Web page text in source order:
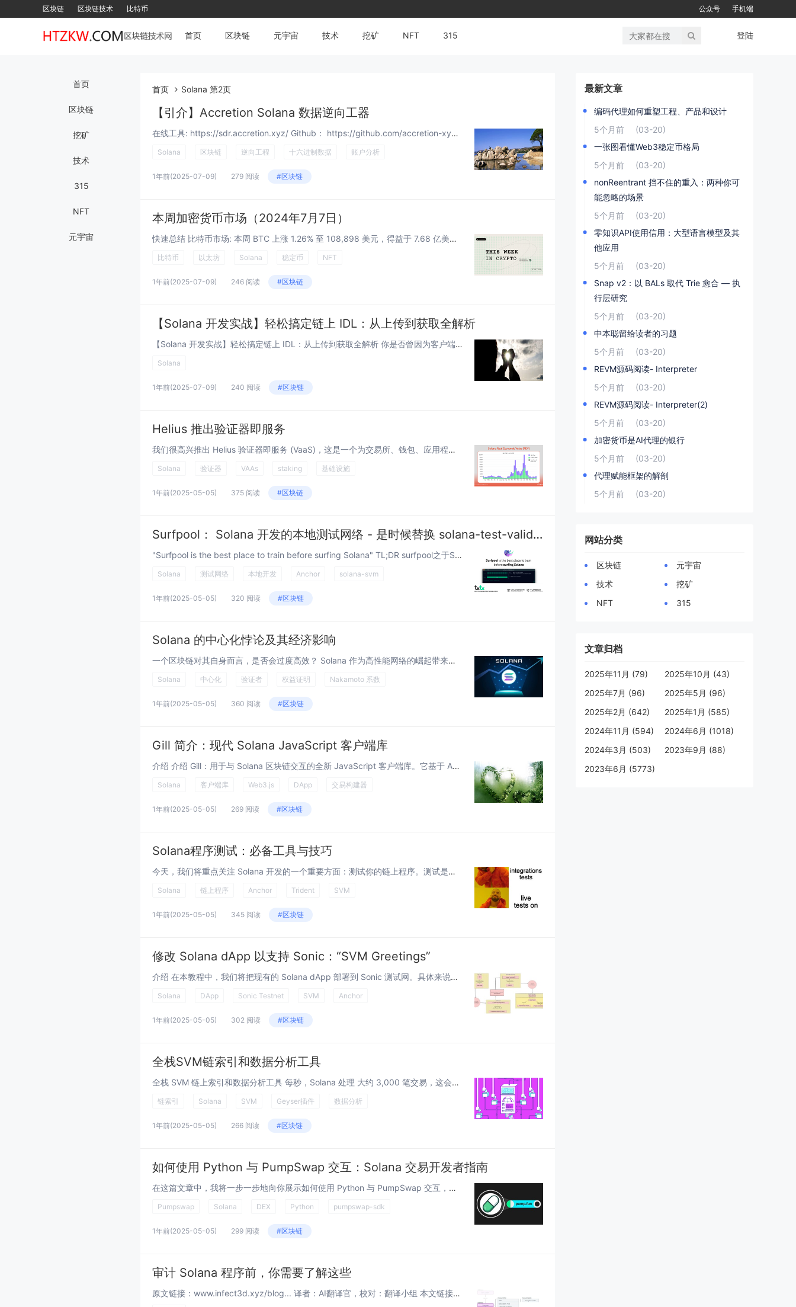
区块链 区块链技术 比特币 公众号 手机端
首页 区块链 元宇宙 技术 挖矿 NFT 315 登陆
首页
区块链
挖矿
技术
315
NFT
元宇宙
首页 Solana 第2页
【引介】Accretion Solana 数据逆向工器
在线工具: https://sdr.accretion.xyz/ Github： https://github.com/accretion-xyz/solana-data-reverser 以下内容转自 Github Readme：...
Solana 区块链 逆向工程 十六进制数据 账户分析
1年前(2025-07-09) 279 阅读 #区块链
本周加密货币市场（2024年7月7日）
快速总结 比特币市场: 本周 BTC 上涨 1.26% 至 108,898 美元，得益于 7.68 亿美元的 ETF 净流入——这是机构持续积累的第四周。BTC 占比小幅下降至 65.21%，而恐慌与贪婪指数从 52 降至 50...
比特币 以太坊 Solana 稳定币 NFT
1年前(2025-07-09) 246 阅读 #区块链
【Solana 开发实战】轻松搞定链上 IDL：从上传到获取全解析
【Solana 开发实战】轻松搞定链上 IDL：从上传到获取全解析 你是否曾因为客户端代码与链上 Anchor 程序版本不匹配而抓狂？或者在团队协作中，因为某个成员更新了合约却没有及时同步 IDL JSON 文件而导致了不必要的 bug？...
Solana
1年前(2025-07-09) 240 阅读 #区块链
Helius 推出验证器即服务
我们很高兴推出 Helius 验证器即服务 (VaaS)，这是一个为交易所、钱包、应用程序和资产管理公司构建的白标验证器解决方案，旨在运营他们自己的品牌 Solana 验证器。通过完全独立的 Helius VaaS 验证器积极参与保护 So...
Solana 验证器 VAAs staking 基础设施
1年前(2025-05-05) 375 阅读 #区块链
Surfpool： Solana 开发的本地测试网络 - 是时候替换 solana-test-validator 了
"Surfpool is the best place to train before surfing Solana" TL;DR surfpool之于Solana，犹如anvil之于以太坊：一个快如闪电️的内存测试网，能够即时指向并...
Solana 测试网络 本地开发 Anchor solana-svm
1年前(2025-05-05) 320 阅读 #区块链
Solana 的中心化悖论及其经济影响
一个区块链对其自身而言，是否会过度高效？ Solana 作为高性能网络的崛起带来了一个自相矛盾的代价：它对可扩展性和速度的追求产生了系统性的中心化风险。尽管 64% 的 SOL 供应量被质押（这个数字超过了以太坊的参与率），但该网络的...
Solana 中心化 验证者 权益证明 Nakamoto 系数
1年前(2025-05-05) 360 阅读 #区块链
Gill 简介：现代 Solana JavaScript 客户端库
介绍 介绍 Gill：用于与 Solana 区块链交互的全新 JavaScript 客户端库。它基于 Anza 构建的现代 Solana JavaScript 库。它利用了 Web3 JS 第二版的速度和优雅性，并提供了一个轻量级且高度抽...
Solana 客户端库 Web3.js DApp 交易构建器
1年前(2025-05-05) 269 阅读 #区块链
Solana程序测试：必备工具与技巧
今天，我们将重点关注 Solana 开发的一个重要方面：测试你的链上程序。测试是开发过程中至关重要的一部分，它可以确保你的程序在 Solana 提供的快节奏和高性能环境中平稳、安全和高效地运行。对于本文，我们将重点介绍两种基本类型的测试...
Solana 链上程序 Anchor Trident SVM
1年前(2025-05-05) 345 阅读 #区块链
修改 Solana dApp 以支持 Sonic：“SVM Greetings”
介绍 在本教程中，我们将把现有的 Solana dApp 部署到 Sonic 测试网。具体来说，我们将使用 SVM-Greet Solana 程序和 SVM-Greeting dApp 作为示例。本指南适用于已经了解如何构建 Solana...
Solana DApp Sonic Testnet SVM Anchor
1年前(2025-05-05) 302 阅读 #区块链
全栈SVM链索引和数据分析工具
全栈 SVM 链上索引和数据分析工具 每秒，Solana 处理 大约 3,000 笔交易，这会产生大量数据，相当于存档了有史以来发送的每条推文。然而，如果用户和开发者无法查找、分析或基于这些数据采取行动，那么单单原始吞吐量就毫无意义。...
链索引 Solana SVM Geyser插件 数据分析
1年前(2025-05-05) 266 阅读 #区块链
如何使用 Python 与 PumpSwap 交互：Solana 交易开发者指南
在这篇文章中，我将一步一步地向你展示如何使用 Python 与 PumpSwap 交互，它是在 Solana 区块链上的一个快速去中心化交易所 (DEX)。我们将使用新的 pumpswap-sdk，它可以非常容易地： 获取代币价格...
Pumpswap Solana DEX Python pumpswap-sdk
1年前(2025-05-05) 299 阅读 #区块链
审计 Solana 程序前，你需要了解这些
原文链接：www.infect3d.xyz/blog... 译者：AI翻译官，校对：翻译小组 本文链接：htzkw.com … 介绍 一点故事 和大多数没有专业软件开发背景的 Web3 安全研究人员...
最新文章
编码代理如何重塑工程、产品和设计
5个月前
(03-20)
一张图看懂Web3稳定币格局
5个月前
(03-20)
nonReentrant 挡不住的重入：两种你可
能忽略的场景
5个月前
(03-20)
零知识API使用信用：大型语言模型及其
他应用
5个月前
(03-20)
Snap v2：以 BALs 取代 Trie 愈合 — 执
行层研究
5个月前
(03-20)
中本聪留给读者的习题
5个月前
(03-20)
REVM源码阅读- Interpreter
5个月前
(03-20)
REVM源码阅读- Interpreter(2)
5个月前
(03-20)
加密货币是AI代理的银行
5个月前
(03-20)
代理赋能框架的解剖
5个月前
(03-20)
网站分类
区块链
元宇宙
技术
挖矿
NFT
315
文章归档
2025年11月 (79)
2025年10月 (43)
2025年7月 (96)
2025年5月 (96)
2025年2月 (642)
2025年1月 (585)
2024年11月 (594)
2024年6月 (1018)
2024年3月 (503)
2023年9月 (88)
2023年6月 (5773)